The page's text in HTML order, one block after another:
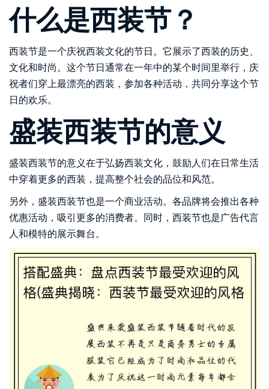
什么是西装节？
西装节是一个庆祝西装文化的节日。它展示了西装的历史、
文化和时尚。这个节日通常在一年中的某个时间里举行，庆
祝者们穿上最漂亮的西装，参加各种活动，共同分享这个节
日的欢乐。
盛装西装节的意义
盛装西装节的意义在于弘扬西装文化，鼓励人们在日常生活
中穿着更多的西装，提高整个社会的品位和风范。
另外，盛装西装节也是一个商业活动。各品牌将会推出各种
优惠活动，吸引更多的消费者。同时，西装节也是广告代言
人和模特的展示舞台。